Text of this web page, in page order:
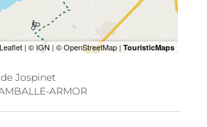
Jospinet
ARMOR